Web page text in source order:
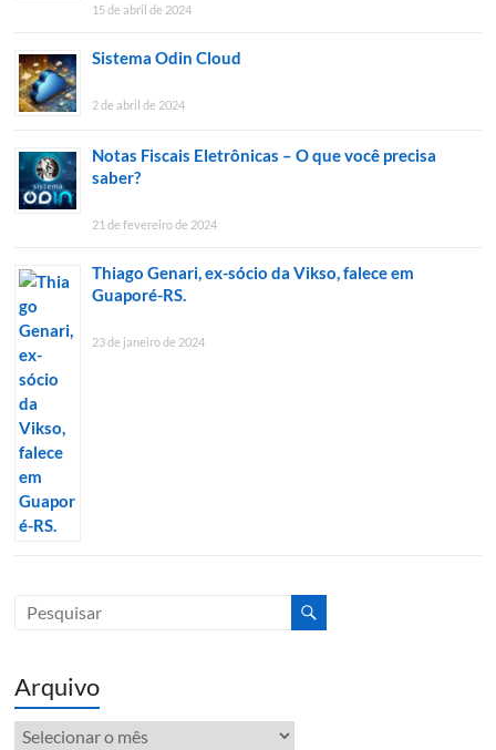
15 de abril de 2024
Sistema Odin Cloud
2 de abril de 2024
Notas Fiscais Eletrônicas – O que você precisa
saber?
21 de fevereiro de 2024
Thiago Genari, ex-sócio da Vikso, falece em
Guaporé-RS.
23 de janeiro de 2024
Arquivo
Arquivo